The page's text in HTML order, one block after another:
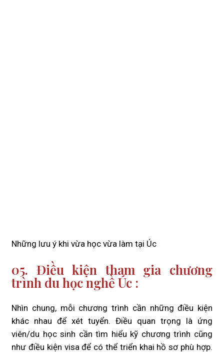
Những lưu ý khi vừa học vừa làm tại Úc
05. Điều kiện tham gia chương
trình du học nghề Úc :
Nhìn chung, mỗi chương trình cần những điều kiện
khác nhau để xét tuyển. Điều quan trọng là ứng
viên/du học sinh cần tìm hiểu kỹ chương trình cũng
như điều kiện visa để có thể triển khai hồ sơ phù hợp.